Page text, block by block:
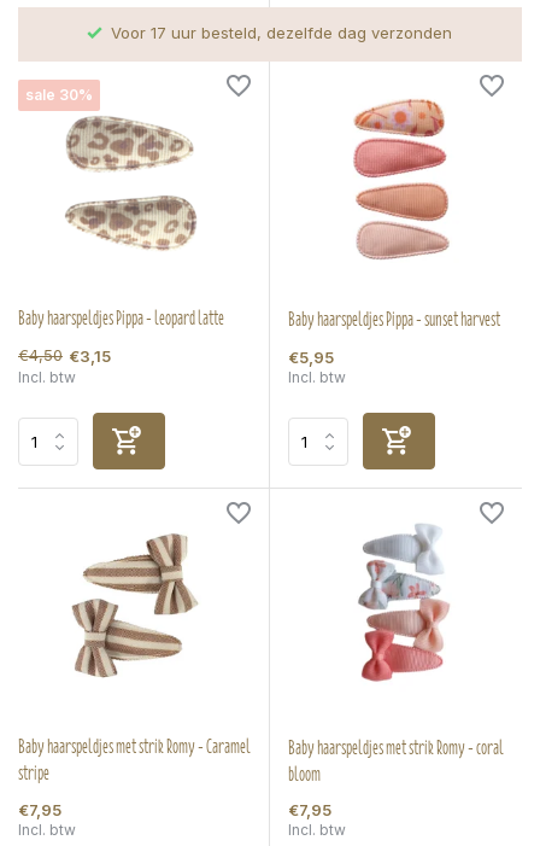
Voor 17 uur besteld, dezelfde dag verzonden
sale 30%
Baby haarspeldjes Pippa - leopard latte
€4,50 €3,15
Incl. btw
Baby haarspeldjes Pippa - sunset harvest
€5,95
Incl. btw
Baby haarspeldjes met strik Romy - Caramel
stripe
€7,95
Incl. btw
Baby haarspeldjes met strik Romy - coral
bloom
€7,95
Incl. btw